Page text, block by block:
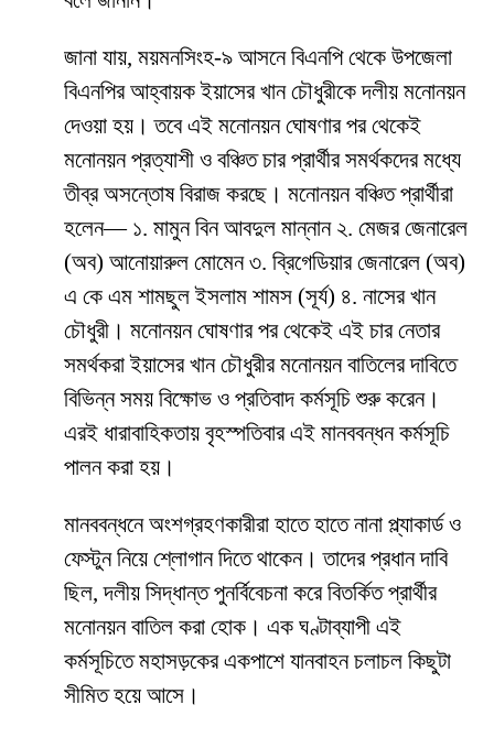
জানা যায়, ময়মনসিংহ-৯ আসনে বিএনপি থেকে উপজেলা
বিএনপির আহ্বায়ক ইয়াসের খান চৌধুরীকে দলীয় মনোনয়ন
দেওয়া হয়। তবে এই মনোনয়ন ঘোষণার পর থেকেই
মনোনয়ন প্রত্যাশী ও বঞ্চিত চার প্রার্থীর সমর্থকদের মধ্যে
তীব্র অসন্তোষ বিরাজ করছে। মনোনয়ন বঞ্চিত প্রার্থীরা
হলেন— ১. মামুন বিন আবদুল মান্নান ২. মেজর জেনারেল
(অব) আনোয়ারুল মোমেন ৩. ব্রিগেডিয়ার জেনারেল (অব)
এ কে এম শামছুল ইসলাম শামস (সূর্য) ৪. নাসের খান
চৌধুরী। মনোনয়ন ঘোষণার পর থেকেই এই চার নেতার
সমর্থকরা ইয়াসের খান চৌধুরীর মনোনয়ন বাতিলের দাবিতে
বিভিন্ন সময় বিক্ষোভ ও প্রতিবাদ কর্মসূচি শুরু করেন।
এরই ধারাবাহিকতায় বৃহস্পতিবার এই মানববন্ধন কর্মসূচি
পালন করা হয়।
মানববন্ধনে অংশগ্রহণকারীরা হাতে হাতে নানা প্ল্যাকার্ড ও
ফেস্টুন নিয়ে শ্লোগান দিতে থাকেন। তাদের প্রধান দাবি
ছিল, দলীয় সিদ্ধান্ত পুনর্বিবেচনা করে বিতর্কিত প্রার্থীর
মনোনয়ন বাতিল করা হোক। এক ঘণ্টাব্যাপী এই
কর্মসূচিতে মহাসড়কের একপাশে যানবাহন চলাচল কিছুটা
সীমিত হয়ে আসে।